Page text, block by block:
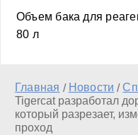
Объем бака для
80 л
Главная / Новости /
Tigercat разработал
который разрезает,
проход